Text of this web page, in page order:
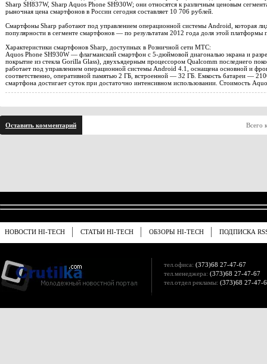
Sharp SH837W, Sharp Aquos Phone SH930W; они относятся к различным ценовым
рыночная цена смартфонов в России сегодня составляет 10 706 рублей.
Смартфоны Sharp работают под управлением операционной системы Android, которая
популярности в сегменте смартфонов — по результатам 2012 года доля этой платформы
Характеристики смартфонов Sharp, доступных в Розничной сети МТС:
Aquos Phone SH930W — флагманский смартфон с 5-дюймовой диагональю экрана и
покрытие из стекла Gorilla Glass), двухъядерным процессором Qualcomm последнего
работает под управлением операционной системы Android 4.1, оснащена основной и
соответственно, оперативной памятью 2 ГБ, встроенной — 32 ГБ. Емкость батареи —
смартфона достигает суток при достаточно интенсивном использовании. Стоимость
Оставить комментарий Всего
НОВОСТИ HI-TECH СТАТЬИ HI-TECH ОБЗОРЫ HI-TECH ПОДПИСКА
тел.офиса: (373)68 27-47-67
тел.менеджера: (373)68 27-47-67
тел.отдел рекламы: (373)68 27-47-